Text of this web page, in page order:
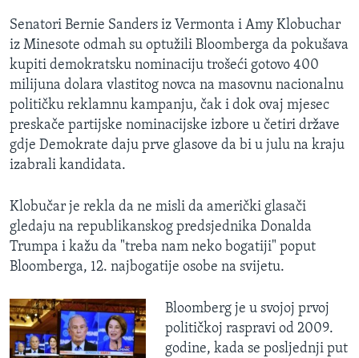
Senatori Bernie Sanders iz Vermonta i Amy Klobuchar
iz Minesote odmah su optužili Bloomberga da pokušava
kupiti demokratsku nominaciju trošeći gotovo 400
milijuna dolara vlastitog novca na masovnu nacionalnu
političku reklamnu kampanju, čak i dok ovaj mjesec
preskače partijske nominacijske izbore u četiri države
gdje Demokrate daju prve glasove da bi u julu na kraju
izabrali kandidata.
Klobučar je rekla da ne misli da američki glasači
gledaju na republikanskog predsjednika Donalda
Trumpa i kažu da "treba nam neko bogatiji" poput
Bloomberga, 12. najbogatije osobe na svijetu.
Bloomberg je u svojoj prvoj
političkoj raspravi od 2009.
godine, kada se posljednji put